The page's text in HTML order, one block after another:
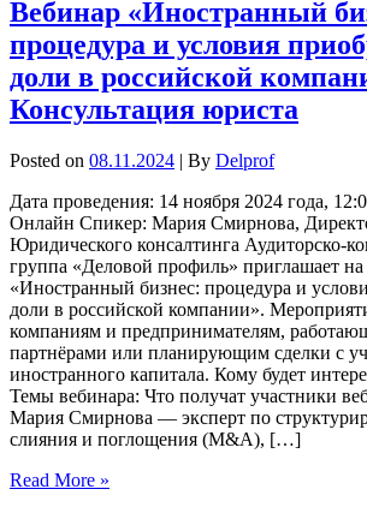
Вебинар «Иностранный
процедура и условия
доли в российской
Консультация юриста
Posted on 08.11.2024 | By Delprof
Дата проведения: 14 ноября 2024 года,
Онлайн Спикер: Мария Смирнова,
Юридического консалтинга Аудиторско-
группа «Деловой профиль» приглашает на
«Иностранный бизнес: процедура и
доли в российской компании».
компаниям и предпринимателям,
партнёрами или планирующим сделки с
иностранного капитала. Кому будет
Темы вебинара: Что получат участники
Мария Смирнова — эксперт по
слияния и поглощения (M&A), […]
Read More »